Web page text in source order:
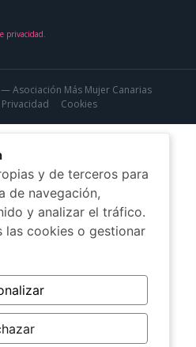
privacidad.
Asociación Más Mujer Canarias
Privacidad Cookies
y de terceros para
de navegación,
y analizar el tráfico.
las cookies o gestionar